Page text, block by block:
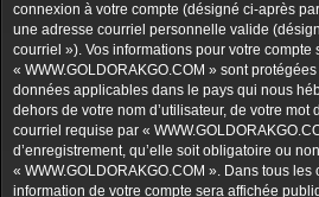
connexion à votre compte (désigné ci-après
une adresse courriel personnelle valide
courriel »). Vos informations pour votre compte
« WWW.GOLDORAKGO.COM » sont
données applicables dans le pays qui nous
dehors de votre nom d’utilisateur, de votre mot
courriel requise par «
d’enregistrement, qu’elle soit obligatoire ou
« WWW.GOLDORAKGO.COM ». Dans tous
information de votre compte sera affichée